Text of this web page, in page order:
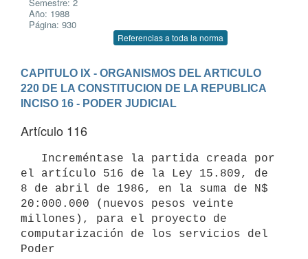
Año: 1988
Página: 930
Referencias a toda la norma
CAPITULO IX - ORGANISMOS DEL ARTICULO
220 DE LA CONSTITUCION DE LA REPUBLICA
INCISO 16 - PODER JUDICIAL
Artículo 116
el artículo 516 de la Ley 15.809, de
8 de abril de 1986, en la suma de N$
20:000.000 (nuevos pesos veinte
millones), para el proyecto de
computarización de los servicios del
Poder